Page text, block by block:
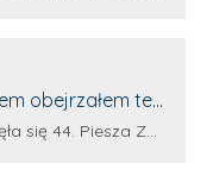
Pan
obejrzałem ten
Lubaczowska Pielgrzymka na Jasną Górę!